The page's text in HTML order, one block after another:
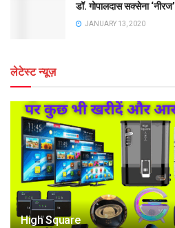
डॉ. गोपालदास सक्सेना ‘नीरज’
JANUARY 13, 2020
लेटेस्ट न्यूज़
High Square